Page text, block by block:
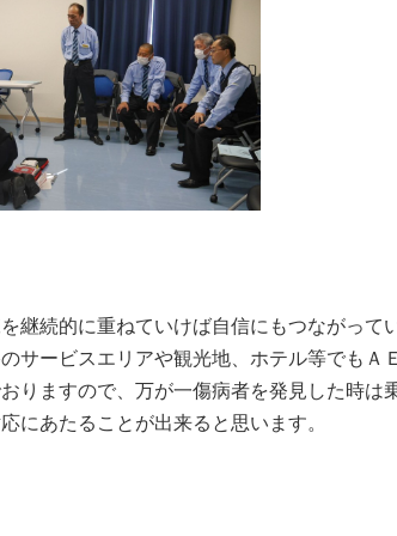
継続的に重ねていけば自信にもつながって
サービスエリアや観光地、ホテル等でもＡ
りますので、万が一傷病者を発見した時は
にあたることが出来ると思います。